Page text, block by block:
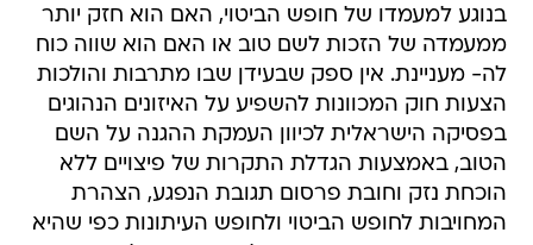
בנוגע למעמדו של חופש הביטוי, האם הוא חזק יותר
ממעמדה של הזכות לשם טוב או האם הוא שווה כוח
לה- מעניינת. אין ספק שבעידן שבו מתרבות והולכות
הצעות חוק המכוונות להשפיע על האיזונים הנהוגים
בפסיקה הישראלית לכיוון העמקת ההגנה על השם
הטוב, באמצעות הגדלת התקרות של פיצויים ללא
הוכחת נזק וחובת פרסום תגובת הנפגע, הצהרת
המחויבות לחופש הביטוי ולחופש העיתונות כפי שהיא